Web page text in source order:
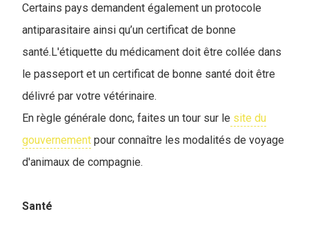
Certains pays demandent également un protocole
antiparasitaire ainsi qu’un certificat de bonne
santé.L'étiquette du médicament doit être collée dans
le passeport et un certificat de bonne santé doit être
délivré par votre vétérinaire.
En règle générale donc, faites un tour sur le site du
gouvernement pour connaître les modalités de voyage
d'animaux de compagnie.
Santé